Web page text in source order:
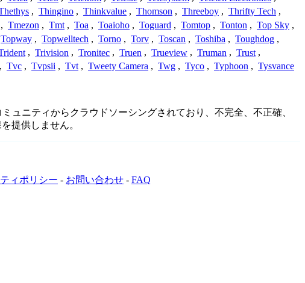
, Thingino , Thinkvalue , Thomson , Threeboy , Thrifty Tech ,
, Tmezon , Tmt , Toa , Toaioho , Toguard , Tomtop , Tonton , Top Sky ,
Topway , Topwelltech , Torno , Torv , Toscan , Toshiba , Toughdog ,
, Trivision , Tronitec , Truen , Trueview , Truman , Trust ,
, Tvc , Tvpsii , Tvt , Tweety Camera , Twg , Tyco , Typhoon , Tysvance
ュニティからクラウドソーシングされており、不完全、不正確、
提供しません。
ィポリシー - お問い合わせ - FAQ